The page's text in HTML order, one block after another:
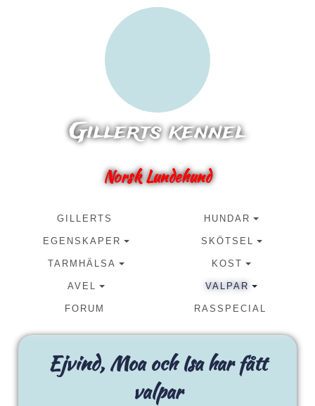
Gillerts kennel
Norsk Lundehund
GILLERTS HUNDAR
EGENSKAPER SKÖTSEL
TARMHÄLSA KOST
AVEL VALPAR
FORUM RASSPECIAL
Ejvind, Moa och Isa har fått
valpar